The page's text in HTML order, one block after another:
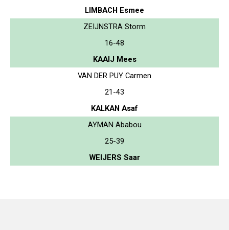
LIMBACH Esmee
ZEIJNSTRA Storm
16-48
KAAIJ Mees
VAN DER PUY Carmen
21-43
KALKAN Asaf
AYMAN Ababou
25-39
WEIJERS Saar